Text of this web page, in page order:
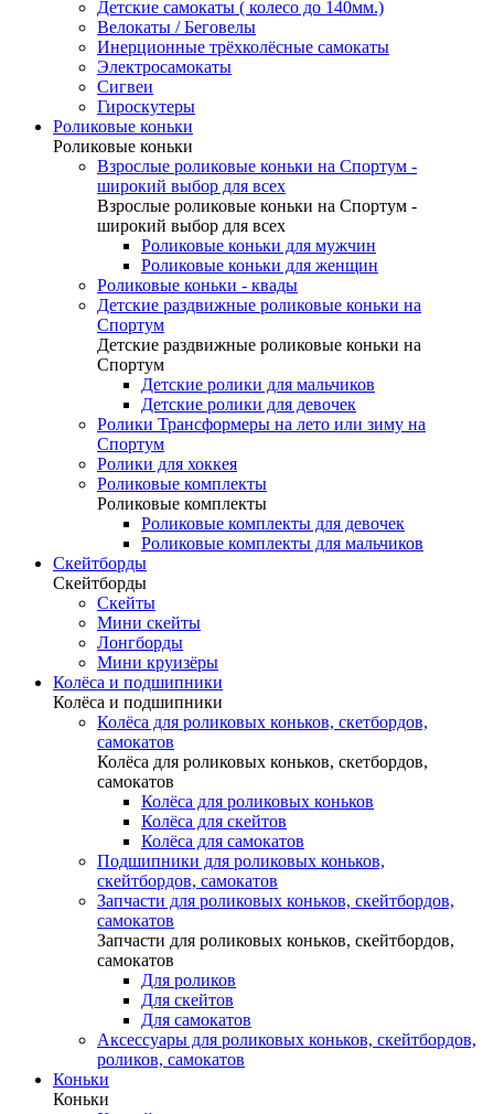
Детские самокаты ( колесо до 140мм.)
Велокаты / Беговелы
Инерционные трёхколёсные самокаты
Электросамокаты
Сигвеи
Гироскутеры
Роликовые коньки
Роликовые коньки
Взрослые роликовые коньки на Спортум -
широкий выбор для всех
Взрослые роликовые коньки на Спортум -
широкий выбор для всех
Роликовые коньки для мужчин
Роликовые коньки для женщин
Роликовые коньки - квады
Детские раздвижные роликовые коньки на
Спортум
Детские раздвижные роликовые коньки на
Спортум
Детские ролики для мальчиков
Детские ролики для девочек
Ролики Трансформеры на лето или зиму на
Спортум
Ролики для хоккея
Роликовые комплекты
Роликовые комплекты
Роликовые комплекты для девочек
Роликовые комплекты для мальчиков
Скейтборды
Скейтборды
Скейты
Мини скейты
Лонгборды
Мини круизёры
Колёса и подшипники
Колёса и подшипники
Колёса для роликовых коньков, скетбордов,
самокатов
Колёса для роликовых коньков, скетбордов,
самокатов
Колёса для роликовых коньков
Колёса для скейтов
Колёса для самокатов
Подшипники для роликовых коньков,
скейтбордов, самокатов
Запчасти для роликовых коньков, скейтбордов,
самокатов
Запчасти для роликовых коньков, скейтбордов,
самокатов
Для роликов
Для скейтов
Для самокатов
Аксессуары для роликовых коньков, скейтбордов,
роликов, самокатов
Коньки
Коньки